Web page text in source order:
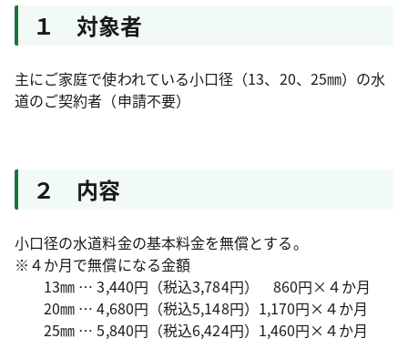
１ 対象者
主にご家庭で使われている小口径（13、20、25㎜）の水
道のご契約者（申請不要）
２ 内容
小口径の水道料金の基本料金を無償とする。
※４か月で無償になる金額
13㎜ … 3,440円（税込3,784円） 860円×４か月
20㎜ … 4,680円（税込5,148円）1,170円×４か月
25㎜ … 5,840円（税込6,424円）1,460円×４か月